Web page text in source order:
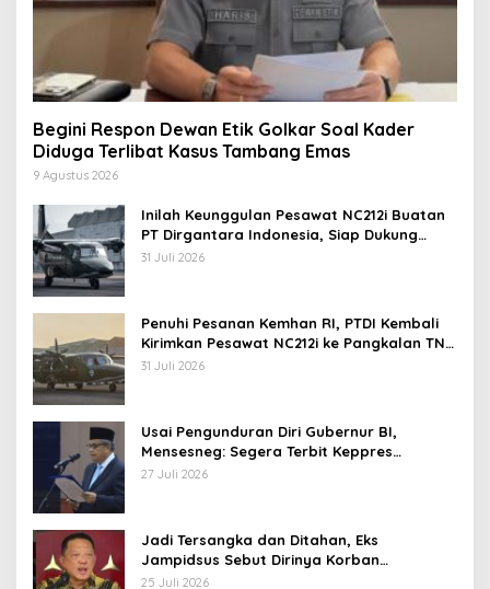
Begini Respon Dewan Etik Golkar Soal Kader
Diduga Terlibat Kasus Tambang Emas
9 Agustus 2026
Inilah Keunggulan Pesawat NC212i Buatan
PT Dirgantara Indonesia, Siap Dukung
Berbagai Operasi TNI
31 Juli 2026
Penuhi Pesanan Kemhan RI, PTDI Kembali
Kirimkan Pesawat NC212i ke Pangkalan TNI
AU
31 Juli 2026
Usai Pengunduran Diri Gubernur BI,
Mensesneg: Segera Terbit Keppres
Pemberhentian dengan Hormat
27 Juli 2026
Jadi Tersangka dan Ditahan, Eks
Jampidsus Sebut Dirinya Korban
Kriminalisasi
25 Juli 2026